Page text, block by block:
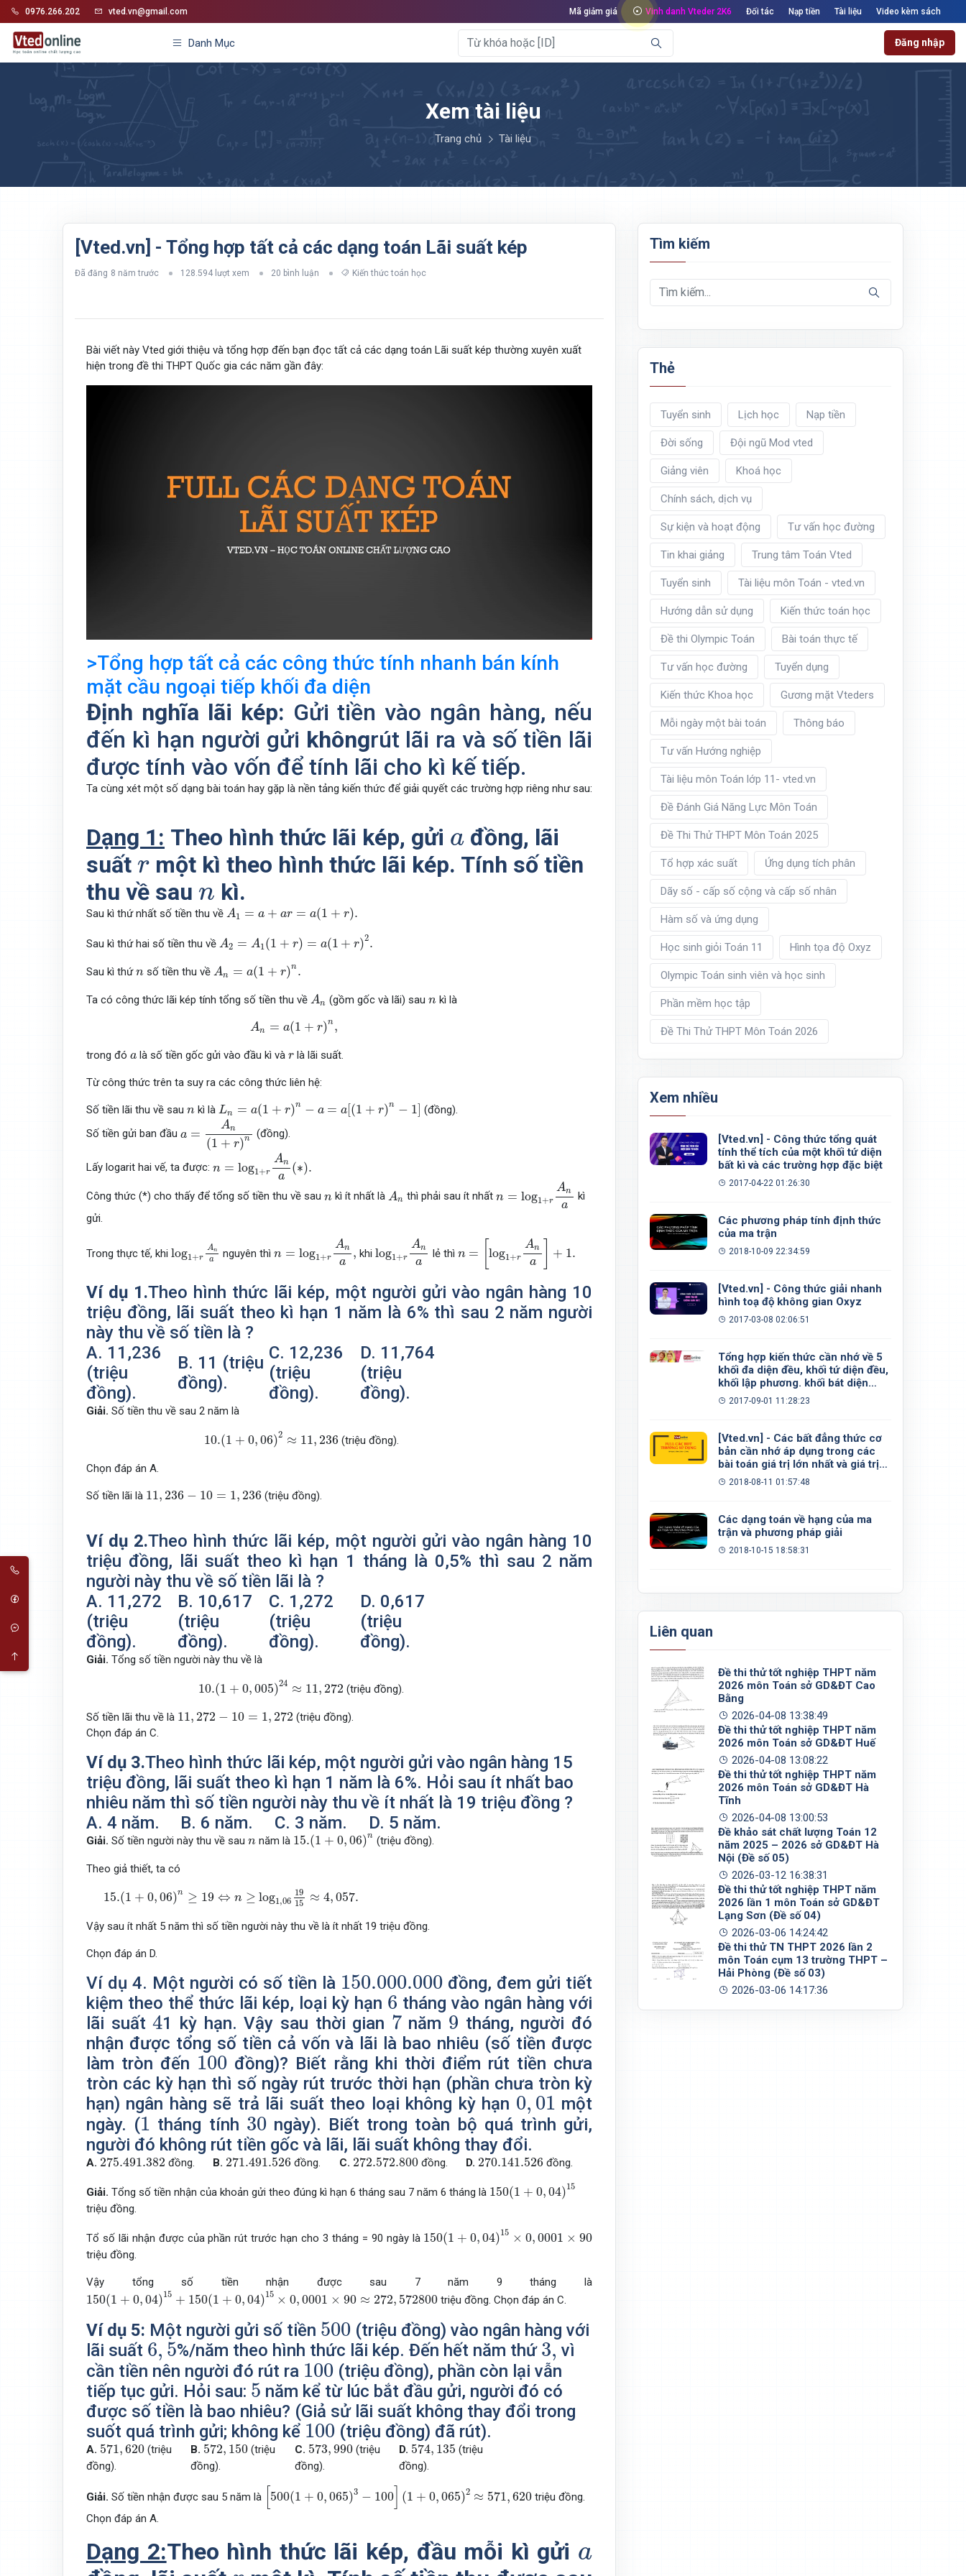
0976.266.202 vted.vn@gmail.com Mã giảm giá Vinh danh Vteder 2K6 Đối tác Nạp tiền Tài liệu Video kèm sách
Danh Mục Đăng nhập
Xem tài liệu
Trang chủ Tài liệu
[Vted.vn] - Tổng hợp tất cả các dạng toán Lãi suất kép
Đã đăng 8 năm trước 128.594 lượt xem 20 bình luận Kiến thức toán học
Bài viết này Vted giới thiệu và tổng hợp đến bạn đọc tất cả các dạng toán Lãi suất kép thường xuyên xuất
hiện trong đề thi THPT Quốc gia các năm gần đây:
>Tổng hợp tất cả các công thức tính nhanh bán kính
mặt cầu ngoại tiếp khối đa diện
Định nghĩa lãi kép: Gửi tiền vào ngân hàng, nếu
đến kì hạn người gửi khôngrút lãi ra và số tiền lãi
được tính vào vốn để tính lãi cho kì kế tiếp.
Ta cùng xét một số dạng bài toán hay gặp là nền tảng kiến thức để giải quyết các trường hợp riêng như sau:
Dạng 1: Theo hình thức lãi kép, gửi a
a đồng, lãi
suất r
r một kì theo hình thức lãi kép. Tính số tiền
thu về sau n
n kì.
Sau kì thứ nhất số tiền thu về A1 = a + ar = a(1 + r).
A +a r= a(1 ).
Sau kì thứ hai số tiền thu về A2 = A1(1 + r) = a(1 + r)2.
A ( + ( 2.
Sau kì thứn
n số tiền thu về An = a(1 + r)n.
A +r n
Ta có công thức lãi kép tính tổng số tiền thu về An
A (gồm gốc và lãi) sau n
nkì là
An = a(1 + r)n,
A +r n
trong đó a
a là số tiền gốc gửi vào đầu kì và r
r là lãi suất.
Từ công thức trên ta suy ra các công thức liên hệ:
Số tiền lãi thu về sau n
n kì là Ln = a(1 + r)n − a = a (1 + r)n − 1
Ln +r n a=a −1]
(đồng).
Số tiền gửi ban đầu a =
An
(1 + r)n
+r)
(đồng).
Lấy logarit hai vế, ta được: n = log1+r
An
a
(∗).
= log a
Công thức (*) cho thấy để tổng số tiền thu về sau n
n kì ít nhất là An
A thì phải sau ít nhất n = log1+r
An
a
a
kì
gửi.
Trong thực tế, khi log1+r
An
a
A
nguyên thì n = log1+r
An
a
,
a
khilog1+r
An
a
A
lẻ thì n = [log1+r
An
a
+ 1.
log a] 1.
Ví dụ 1.Theo hình thức lãi kép, một người gửi vào ngân hàng 10
triệu đồng, lãi suất theo kì hạn 1 năm là 6% thì sau 2 năm người
này thu về số tiền là ?
A. 11,236
(triệu
đồng).
B. 11 (triệu
đồng).
C. 12,236
(triệu
đồng).
D. 11,764
(triệu
đồng).
Giải. Số tiền thu về sau 2 năm là
10.(1 + 0,06)2 ≈ 11, 236
( 2 ≈
(triệu đồng).
Chọn đáp án A.
Số tiền lãi là 11, 236 − 10 = 1, 236
11 236 10= 236 (triệu đồng).
Ví dụ 2.Theo hình thức lãi kép, một người gửi vào ngân hàng 10
triệu đồng, lãi suất theo kì hạn 1 tháng là 0,5% thì sau 2 năm
người này thu về số tiền lãi là ?
A. 11,272
(triệu
đồng).
B. 10,617
(triệu
đồng).
C. 1,272
(triệu
đồng).
D. 0,617
(triệu
đồng).
Giải. Tổng số tiền người này thu về là
10.(1 + 0,005)24 ≈ 11, 272
( 24≈
(triệu đồng).
Số tiền lãi thu về là 11, 272 − 10 = 1, 272
11 272 10= 272
(triệu đồng).
Chọn đáp án C.
Ví dụ 3.Theo hình thức lãi kép, một người gửi vào ngân hàng 15
triệu đồng, lãi suất theo kì hạn 1 năm là 6%. Hỏi sau ít nhất bao
nhiêu năm thì số tiền người này thu về ít nhất là 19 triệu đồng ?
A. 4 năm.
B. 6 năm. C. 3 năm. D. 5 năm.
Giải. Số tiền người này thu về sau n
n năm là 15.(1 + 0,06)n
15.(1+0,06)n (triệu đồng).
Theo giả thiết, ta có
15.(1 + 0,06)n ≥ 19 ⇔ n ≥ log1,06
19
15
≈ 4,057.
15. ( n≥19 ≈4
Vậy sau ít nhất 5 năm thì số tiền người này thu về là ít nhất 19 triệu đồng.
Chọn đáp án D.
Ví dụ 4. Một người có số tiền là 150.000.000
150.000.000đồng, đem gửi tiết
kiệm theo thể thức lãi kép, loại kỳ hạn 6
6 tháng vào ngân hàng với
lãi suất4
41 kỳ hạn. Vậy sau thời gian 7
7năm 9
9 tháng, người đó
nhận được tổng số tiền cả vốn và lãi là bao nhiêu (số tiền được
làm tròn đến 100
100đồng)? Biết rằng khi thời điểm rút tiền chưa
tròn các kỳ hạn thì số ngày rút trước thời hạn (phần chưa tròn kỳ
hạn) ngân hàng sẽ trả lãi suất theo loại không kỳ hạn 0, 01
0,01 một
ngày. (1
1 tháng tính 30
30ngày). Biết trong toàn bộ quá trình gửi,
người đó không rút tiền gốc và lãi, lãi suất không thay đổi.
A. 275.491.382
275.491.382đồng. B. 271.491.526
271.491.526đồng. C. 272.572.800
272.572.800đồng. D. 270.141.526
270.141.526đồng.
Giải. Tổng số tiền nhận của khoản gửi theo đúng kì hạn 6 tháng sau 7 năm 6 tháng là 150(1 + 0,04)15
150 ( 15
triệu đồng.
Tổ số lãi nhận được của phần rút trước hạn cho 3 tháng = 90 ngày là 150(1 + 0, 04)15 × 0,0001 × 90
150 ( 15×
triệu đồng.
Vậy tổng số tiền nhận được sau 7 năm 9 tháng là
150(1 + 0,04)15 + 150(1 + 0,04)15 × 0, 0001 × 90 ≈ 272, 572800
150 ( ,04) 15+ 150 ( + 0,04 × 0,0001 90≈272 572800
triệu đồng. Chọn đáp án C.
Ví dụ 5: Một người gửi số tiền 500
500 (triệu đồng) vào ngân hàng với
lãi suất 6, 5
6,5%/năm theo hình thức lãi kép. Đến hết năm thứ 3,
3, vì
cần tiền nên người đó rút ra 100
100 (triệu đồng), phần còn lại vẫn
tiếp tục gửi. Hỏi sau: 5
5 năm kể từ lúc bắt đầu gửi, người đó có
được số tiền là bao nhiêu? (Giả sử lãi suất không thay đổi trong
suốt quá trình gửi; không kể 100
100(triệu đồng) đã rút).
A. 571,620
571 620(triệu
đồng).
B. 572, 150
572, 150(triệu
đồng).
C. 573,990
573 990(triệu
đồng).
D. 574, 135
574 135 (triệu
đồng).
Giải. Số tiền nhận được sau 5 năm là 500(1 + 0,065)3 − 100] (1 + 0,065)2 ≈ 571, 620
500 −100 + 571
triệu đồng.
Chọn đáp án A.
Dạng 2:Theo hình thức lãi kép, đầu mỗi kì gửi a
a
Tìm kiếm
Thẻ
Tuyển sinh Lịch học Nạp tiền
Đời sống Đội ngũ Mod vted
Giảng viên Khoá học
Chính sách, dịch vụ
Sự kiện và hoạt động Tư vấn học đường
Tin khai giảng Trung tâm Toán Vted
Tuyển sinh Tài liệu môn Toán - vted.vn
Hướng dẫn sử dụng Kiến thức toán học
Đề thi Olympic Toán Bài toán thực tế
Tư vấn học đường Tuyển dụng
Kiến thức Khoa học Gương mặt Vteders
Mỗi ngày một bài toán Thông báo
Tư vấn Hướng nghiệp
Tài liệu môn Toán lớp 11- vted.vn
Đề Đánh Giá Năng Lực Môn Toán
Đề Thi Thử THPT Môn Toán 2025
Tổ hợp xác suất Ứng dụng tích phân
Dãy số - cấp số cộng và cấp số nhân
Hàm số và ứng dụng
Học sinh giỏi Toán 11 Hình tọa độ Oxyz
Olympic Toán sinh viên và học sinh
Phần mềm học tập
Đề Thi Thử THPT Môn Toán 2026
Xem nhiều
[Vted.vn] - Công thức tổng quát
tính thể tích của một khối tứ diện
bất kì và các trường hợp đặc biệt
2017-04-22 01:26:30
Các phương pháp tính định thức
của ma trận
2018-10-09 22:34:59
[Vted.vn] - Công thức giải nhanh
hình toạ độ không gian Oxyz
2017-03-08 02:06:51
Tổng hợp kiến thức cần nhớ về 5
khối đa diện đều, khối tứ diện đều,
khối lập phương. khối bát diện
đều, khối 12 mặt đều, khối 20 mặt
2017-09-01 11:28:23
[Vted.vn] - Các bất đẳng thức cơ
bản cần nhớ áp dụng trong các
bài toán giá trị lớn nhất và giá trị
nhỏ nhất
2018-08-11 01:57:48
Các dạng toán về hạng của ma
trận và phương pháp giải
2018-10-15 18:58:31
Liên quan
Đề thi thử tốt nghiệp THPT năm
2026 môn Toán sở GD&ĐT Cao
Bằng
2026-04-08 13:38:49
Đề thi thử tốt nghiệp THPT năm
2026 môn Toán sở GD&ĐT Huế
2026-04-08 13:08:22
Đề thi thử tốt nghiệp THPT năm
2026 môn Toán sở GD&ĐT Hà
Tĩnh
2026-04-08 13:00:53
Đề khảo sát chất lượng Toán 12
năm 2025 – 2026 sở GD&ĐT Hà
Nội (Đề số 05)
2026-03-12 16:38:31
Đề thi thử tốt nghiệp THPT năm
2026 lần 1 môn Toán sở GD&ĐT
Lạng Sơn (Đề số 04)
2026-03-06 14:24:42
Đề thi thử TN THPT 2026 lần 2
môn Toán cụm 13 trường THPT –
Hải Phòng (Đề số 03)
2026-03-06 14:17:36